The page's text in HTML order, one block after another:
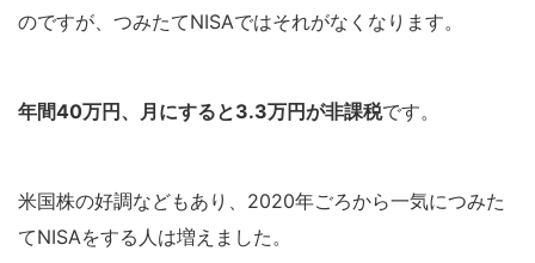
のですが、つみたてNISAではそれがなくなります。
年間40万円、月にすると3.3万円が非課税です。
米国株の好調などもあり、2020年ごろから一気につみた
てNISAをする人は増えました。